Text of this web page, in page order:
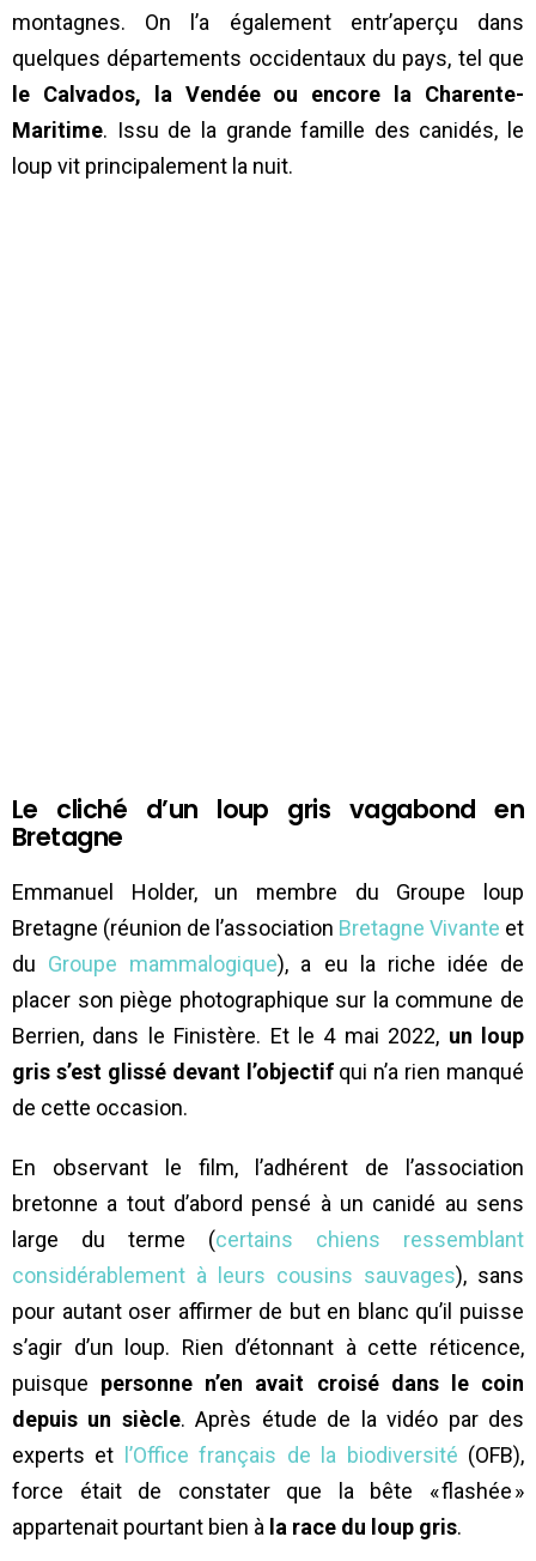
montagnes. On l’a également entr’aperçu dans
quelques départements occidentaux du pays, tel que
le Calvados, la Vendée ou encore la Charente-
Maritime. Issu de la grande famille des canidés, le
loup vit principalement la nuit.
Le cliché d’un loup gris vagabond en
Bretagne
Emmanuel Holder, un membre du Groupe loup
Bretagne (réunion de l’association Bretagne Vivante et
du Groupe mammalogique), a eu la riche idée de
placer son piège photographique sur la commune de
Berrien, dans le Finistère. Et le 4 mai 2022, un loup
gris s’est glissé devant l’objectif qui n’a rien manqué
de cette occasion.
En observant le film, l’adhérent de l’association
bretonne a tout d’abord pensé à un canidé au sens
large du terme (certains chiens ressemblant
considérablement à leurs cousins sauvages), sans
pour autant oser affirmer de but en blanc qu’il puisse
s’agir d’un loup. Rien d’étonnant à cette réticence,
puisque personne n’en avait croisé dans le coin
depuis un siècle. Après étude de la vidéo par des
experts et l’Office français de la biodiversité (OFB),
force était de constater que la bête « flashée »
appartenait pourtant bien à la race du loup gris.